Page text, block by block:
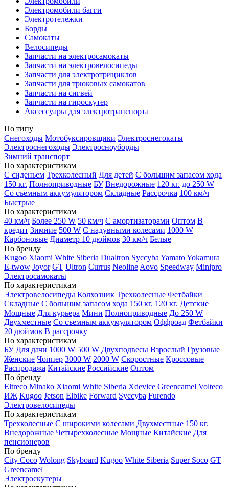
Электромобили багги
Электротележки
Борды
Самокаты
Велосипеды
Запчасти на электросамокаты
Запчасти на электровелосипеды
Запчасти для электротрициклов
Запчасти для трюковых самокатов
Запчасти на сигвей
Запчасти на гироскутер
Аксессуары для электротранспорта
По типу
Снегоходы Мотобуксировщики Электроснегокаты
Электроснегоходы Электросноуборды
Зимний транспорт
По характеристикам
С сиденьем Трехколесный Для детей С большим запасом хода
150 кг. Полноприводные БУ Внедорожные 120 кг. до 250 W
Со съемным аккумулятором Складные Рассрочка 100 км/ч
Быстрые
По характеристикам
40 км/ч Более 250 W 50 км/ч С амортизаторами Оптом В
кредит Зимние 500 W С надувными колесами 1000 W
Карбоновые Диаметр 10 дюймов 30 км/ч Белые
По бренду
Kugoo Xiaomi White Siberia Dualtron Syccyba YamatoYokamura
E-twow Joyor GT Ultron Currus Neoline Aovo Speedway Minipro
Электросамокаты
По характеристикам
Электровелосипеды Колхозник Трехколесные Фетбайки
Складные С большим запасом хода 150 кг. 120 кг. Детские
Мощные Для курьера Мини Полноприводные До 250 W
Двухместные Со съемным аккумулятором Оффроад Фетбайки
20 дюймов В рассрочку
По характеристикам
БУ Для дачи 1000 W 500 W Двухподвесы Взрослый Грузовые
Женские Чоппер 3000 W 2000 W Скоростные Кроссовые
Распродажа Китайские Российские Оптом
По бренду
Eltreco Minako Xiaomi White Siberia Xdevice Greencamel Volteco
ИЖ Kugoo Jetson Elbike Forward Syccyba Furendo
Электровелосипеды
По характеристикам
Трехколесные С широкими колесами Двухместные 150 кг.
Внедорожные Четырехколесные Мощные Китайские Для
пенсионеров
По бренду
City Coco Wolong Skyboard Kugoo White Siberia Super Soco GT
Greencamel
Электроскутеры